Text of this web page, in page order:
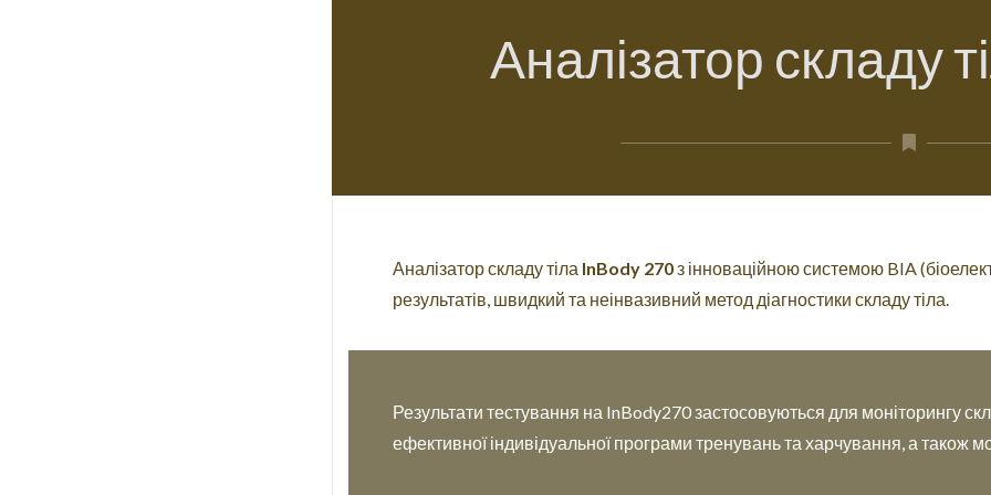
Аналізатор складу
Аналізатор складу тіла InBody 270з інноваційною системою BIA
результатів, швидкий та неінвазивний метод діагностики складу тіла.
Результати тестування на InBody270 застосовуються для моніторингу
ефективної індивідуальної програми тренувань та харчування, а також